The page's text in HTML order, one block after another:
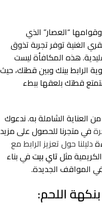
“العصار” الذي
الغنية توفر تجربة تذوق
هذه المكافأة ليست
الرابط بينك وبين قطتك، حيث
قطتك بلعقها ببطء
العناية الشاملة به. ندعوك
في متجرنا للحصول على مزيد
دليلنا حول تعزيز الرابط مع
مثلتاي بيتفي بناء
المواقف الجديدة.
اللحم: